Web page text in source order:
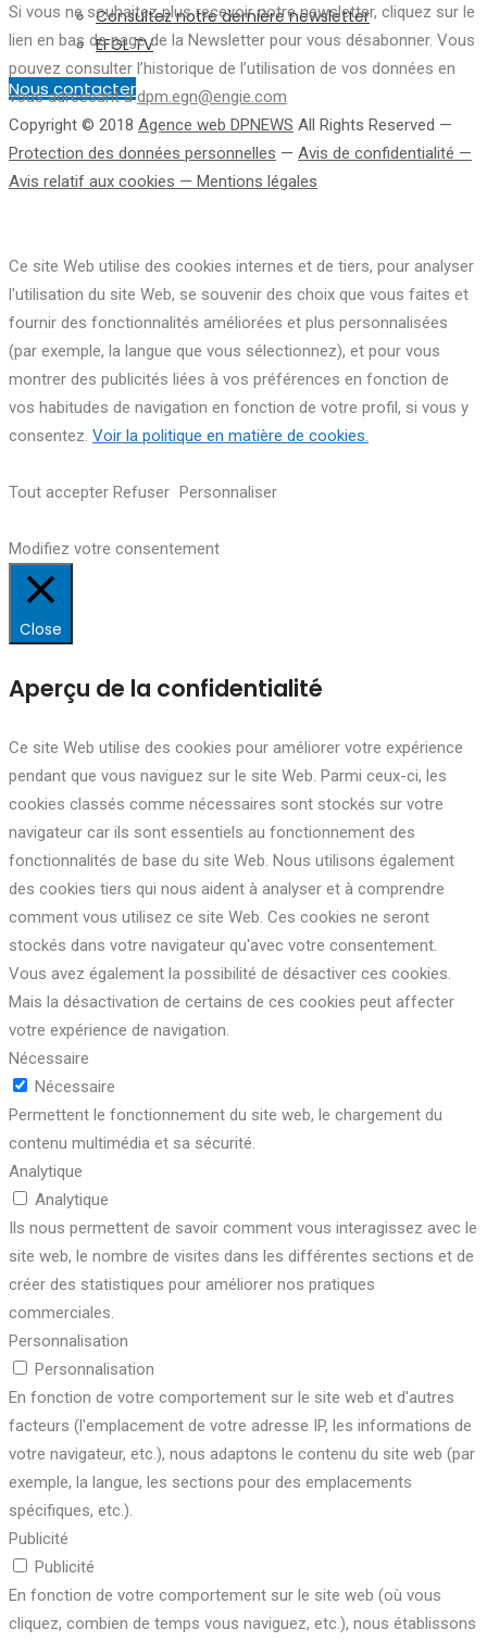
Consultez notre dernière newsletter
EFGL TV
Nous contacter
Si vous ne souhaitez plus recevoir notre newsletter, cliquez sur le
lien en bas de page de la Newsletter pour vous désabonner. Vous
pouvez consulter l’historique de l’utilisation de vos données en
vous adressant àdpm.egn@engie.com
Copyright © 2018 Agence web DPNEWS All Rights Reserved —
Protection des données personnelles — Avis de confidentialité —
Avis relatif aux cookies — Mentions légales
Ce site Web utilise des cookies internes et de tiers, pour analyser
l'utilisation du site Web, se souvenir des choix que vous faites et
fournir des fonctionnalités améliorées et plus personnalisées
(par exemple, la langue que vous sélectionnez), et pour vous
montrer des publicités liées à vos préférences en fonction de
vos habitudes de navigation en fonction de votre profil, si vous y
consentez. Voir la politique en matière de cookies.
Tout accepter Refuser Personnaliser
Modifiez votre consentement
Close
Aperçu de la confidentialité
Ce site Web utilise des cookies pour améliorer votre expérience
pendant que vous naviguez sur le site Web. Parmi ceux-ci, les
cookies classés comme nécessaires sont stockés sur votre
navigateur car ils sont essentiels au fonctionnement des
fonctionnalités de base du site Web. Nous utilisons également
des cookies tiers qui nous aident à analyser et à comprendre
comment vous utilisez ce site Web. Ces cookies ne seront
stockés dans votre navigateur qu'avec votre consentement.
Vous avez également la possibilité de désactiver ces cookies.
Mais la désactivation de certains de ces cookies peut affecter
votre expérience de navigation.
Nécessaire
Nécessaire
Permettent le fonctionnement du site web, le chargement du
contenu multimédia et sa sécurité.
Analytique
Analytique
Ils nous permettent de savoir comment vous interagissez avec le
site web, le nombre de visites dans les différentes sections et de
créer des statistiques pour améliorer nos pratiques
commerciales.
Personnalisation
Personnalisation
En fonction de votre comportement sur le site web et d'autres
facteurs (l'emplacement de votre adresse IP, les informations de
votre navigateur, etc.), nous adaptons le contenu du site web (par
exemple, la langue, les sections pour des emplacements
spécifiques, etc.).
Publicité
Publicité
En fonction de votre comportement sur le site web (où vous
cliquez, combien de temps vous naviguez, etc.), nous établissons